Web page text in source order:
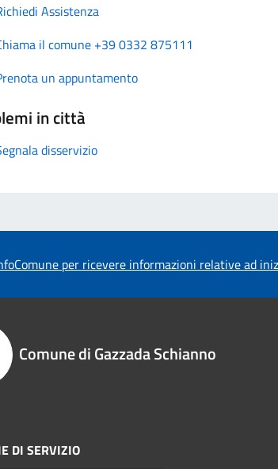
Assistenza
il comune +39 0332 875111
un appuntamento
in città
disservizio
per ricevere informazioni relative ad
Comune di Gazzada Schianno
DI SERVIZIO